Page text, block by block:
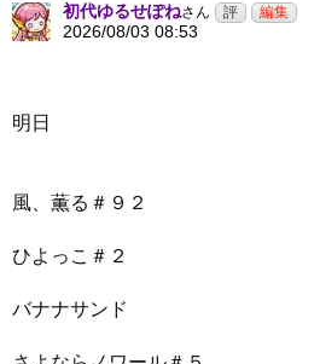
初代ゆるせぽねさん
2026/08/03 08:53
明日
風、薫る＃９２
ひよっこ＃２
バナナサンド